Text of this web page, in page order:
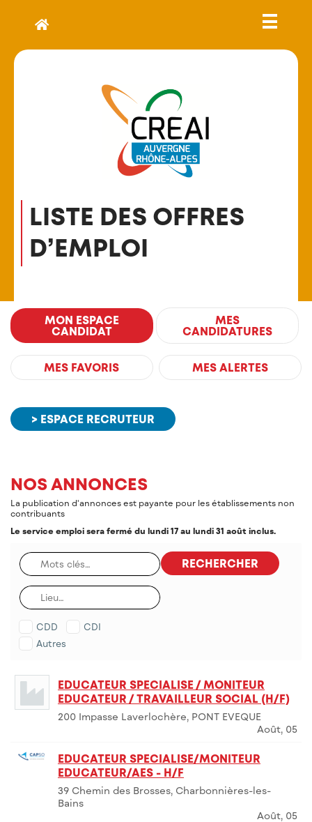
LISTE DES OFFRES
D’EMPLOI
MON ESPACE
CANDIDAT
MES
CANDIDATURES
MES FAVORIS MES ALERTES
NOS ANNONCES
La publication d'annonces est payante pour les établissements non
contribuants
> ESPACE RECRUTEUR
Le service emploi sera fermé du lundi 17 au lundi 31 août inclus.
CDD
CDI
Autres
RECHERCHER
EDUCATEUR SPECIALISE / MONITEUR
EDUCATEUR / TRAVAILLEUR SOCIAL (H/F)
200 Impasse Laverlochère, PONT EVEQUE
Août, 05
EDUCATEUR SPECIALISE/MONITEUR
EDUCATEUR/AES - H/F
39 Chemin des Brosses, Charbonnières-les-
Bains
Août, 05